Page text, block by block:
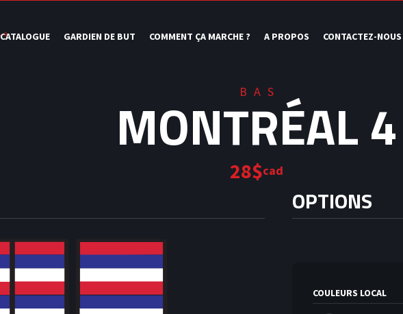
CATALOGUE GARDIEN DE BUT COMMENT ÇA MARCHE ? A PROPOS CONTACTEZ-
BAS
MONTRÉAL 4
28$cad
OPTIONS
COULEURS LOCAL